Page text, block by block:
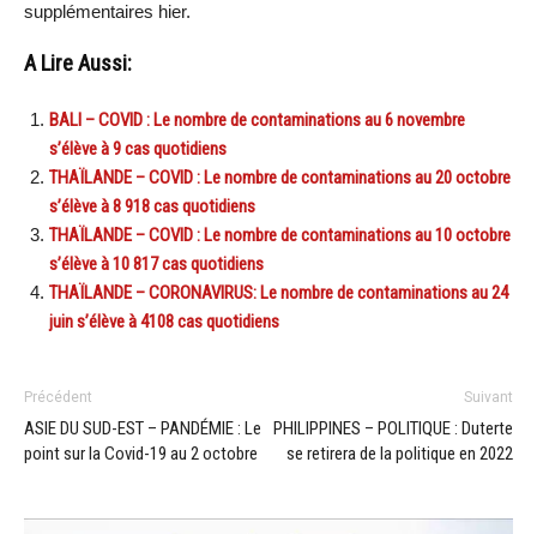
supplémentaires hier.
A Lire Aussi:
BALI – COVID : Le nombre de contaminations au 6 novembre
s’élève à 9 cas quotidiens
THAÏLANDE – COVID : Le nombre de contaminations au 20 octobre
s’élève à 8 918 cas quotidiens
THAÏLANDE – COVID : Le nombre de contaminations au 10 octobre
s’élève à 10 817 cas quotidiens
THAÏLANDE – CORONAVIRUS: Le nombre de contaminations au 24
juin s’élève à 4108 cas quotidiens
Précédent
ASIE DU SUD-EST – PANDÉMIE : Le
point sur la Covid-19 au 2 octobre
Suivant
PHILIPPINES – POLITIQUE : Duterte
se retirera de la politique en 2022